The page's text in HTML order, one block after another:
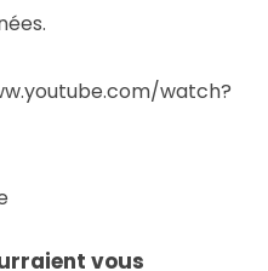
watch?
vous